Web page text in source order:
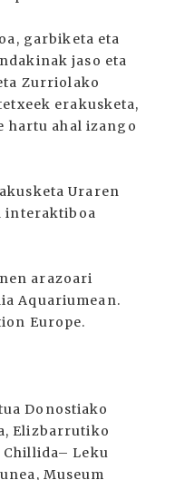
garbiketa eta
jaso eta
Zurriolako
erakusketa,
hartu ahal izango
Uraren
interaktiboa
arazoari
Aquariumean.
Europe.
Donostiako
Elizbarrutiko
Chillida– Leku
Museum